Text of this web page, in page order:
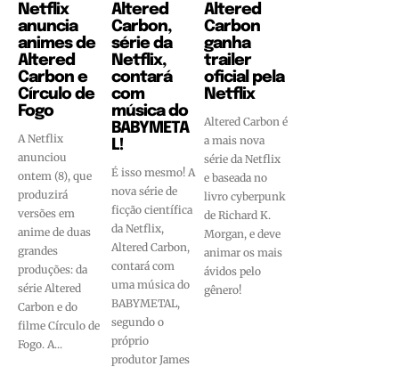
Netflix
anuncia
animes de
Altered
Carbon e
Círculo de
Fogo
A Netflix
anunciou
ontem (8), que
produzirá
versões em
anime de duas
grandes
produções: da
série Altered
Carbon e do
filme Círculo de
Fogo. A...
Altered
Carbon,
série da
Netflix,
contará
com
música do
BABYMETA
L!
É isso mesmo! A
nova série de
ficção científica
da Netflix,
Altered Carbon,
contará com
uma música do
BABYMETAL,
segundo o
próprio
produtor James
Altered
Carbon
ganha
trailer
oficial pela
Netflix
Altered Carbon é
a mais nova
série da Netflix
e baseada no
livro cyberpunk
de Richard K.
Morgan, e deve
animar os mais
ávidos pelo
gênero!